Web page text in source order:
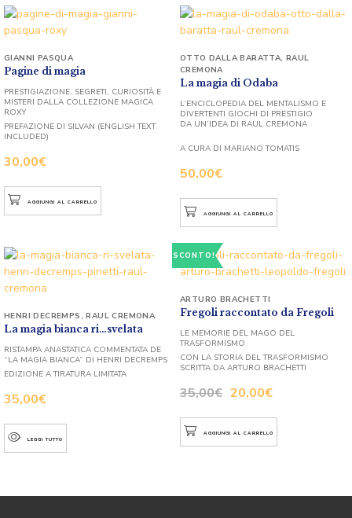
Pagine di magia
30,00€
GIANNI PASQUA
PRESTIGIAZIONE, SEGRETI, CURIOSITÀ E
MISTERI DALLA COLLEZIONE MAGICA
ROXY
PREFAZIONE DI SILVAN (ENGLISH TEXT
INCLUDED)
AGGIUNGI AL CARRELLO
La magia di Odaba
50,00€
OTTO DALLA BARATTA,RAUL
CREMONA
L’ENCICLOPEDIA DEL MENTALISMO E
DIVERTENTI GIOCHI DI PRESTIGIO
DA UN’IDEA DI RAUL CREMONA
A CURA DI MARIANO TOMATIS
AGGIUNGI AL CARRELLO
La magia bianca ri…svelata
35,00€
HENRI DECREMPS,RAUL CREMONA
RISTAMPA ANASTATICA COMMENTATA DE
“LA MAGIA BIANCA” DI HENRI DECREMPS
EDIZIONE A TIRATURA LIMITATA
LEGGI TUTTO
SCONTO!
Fregoli raccontato da Fregoli
35,00€ 20,00€
ARTURO BRACHETTI
LE MEMORIE DEL MAGO DEL
TRASFORMISMO
CON LA STORIA DEL TRASFORMISMO
SCRITTA DA ARTURO BRACHETTI
AGGIUNGI AL CARRELLO